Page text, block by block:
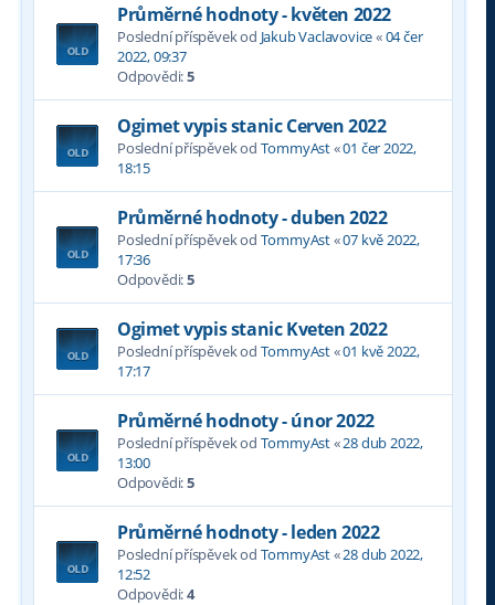
Průměrné hodnoty - květen 2022
Poslední příspěvek od Jakub Vaclavovice«04 čer
2022, 09:37
Odpovědi:5
Ogimet vypis stanic Cerven 2022
Poslední příspěvek od TommyAst«01 čer 2022,
18:15
Průměrné hodnoty - duben 2022
Poslední příspěvek od TommyAst«07 kvě 2022,
17:36
Odpovědi:5
Ogimet vypis stanic Kveten 2022
Poslední příspěvek od TommyAst«01 kvě 2022,
17:17
Průměrné hodnoty - únor 2022
Poslední příspěvek od TommyAst«28 dub 2022,
13:00
Odpovědi:5
Průměrné hodnoty - leden 2022
Poslední příspěvek od TommyAst«28 dub 2022,
12:52
Odpovědi:4